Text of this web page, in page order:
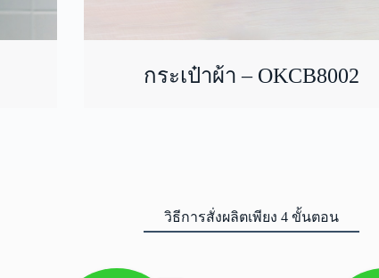
กระเป๋าผ้า – OKCB8002
วิธีการสั่งผลิตเพียง 4 ขั้นตอน